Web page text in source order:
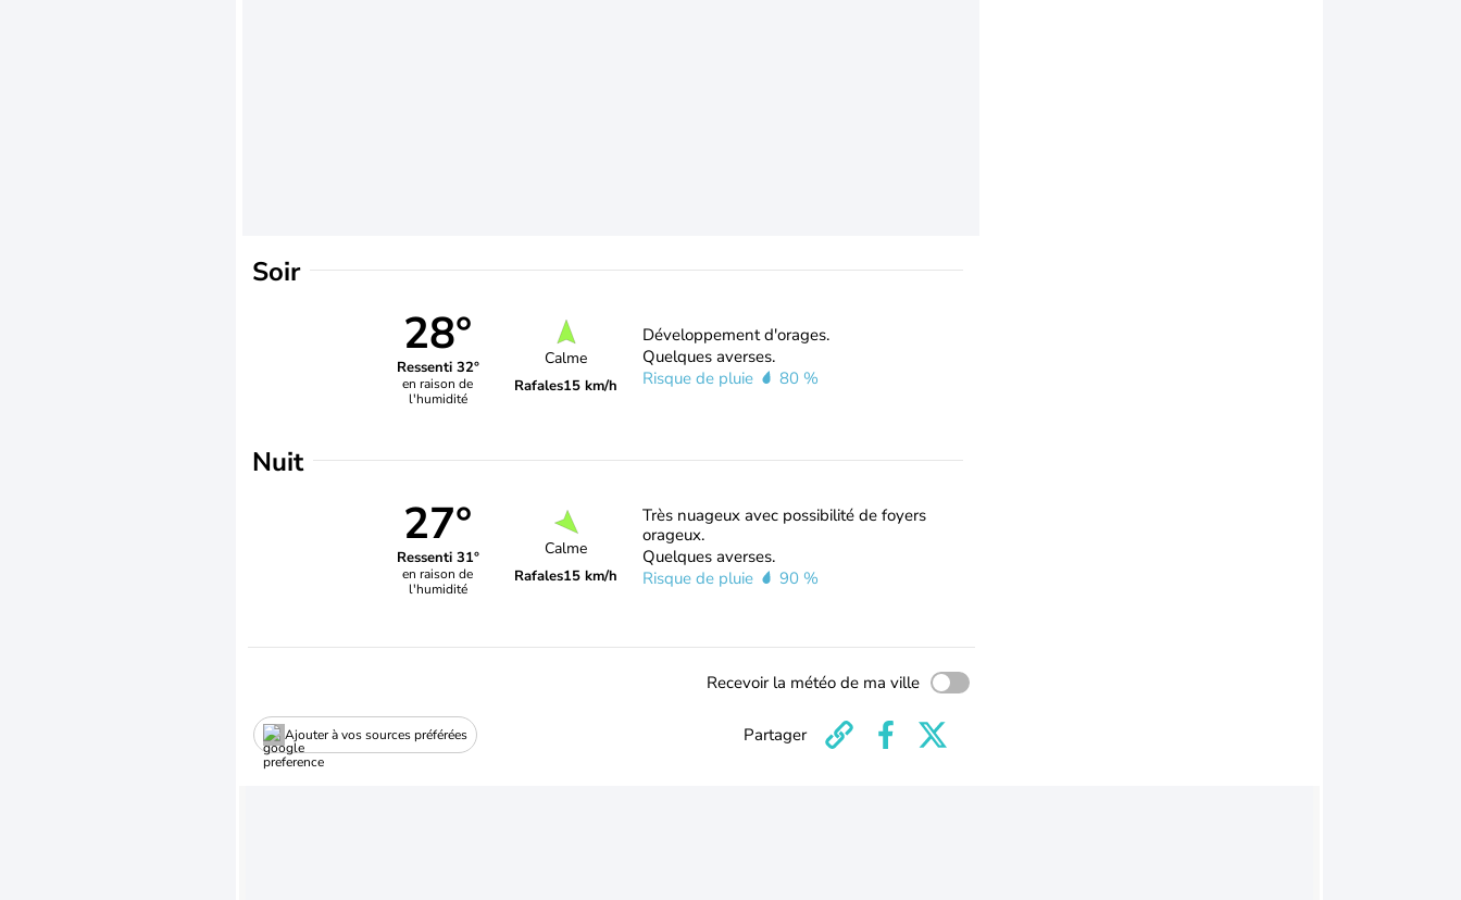
Soir
28°
Ressenti 32°
en raison de
l'humidité
Calme
Rafales15 km/h
Développement d'orages.
Quelques averses.
Risque de pluie
80 %
Nuit
27°
Ressenti 31°
en raison de
l'humidité
Calme
Rafales15 km/h
Très nuageux avec possibilité de foyers
orageux.
Quelques averses.
Risque de pluie
90 %
Recevoir la météo de ma ville
Ajouter à vos sources préférées Partager